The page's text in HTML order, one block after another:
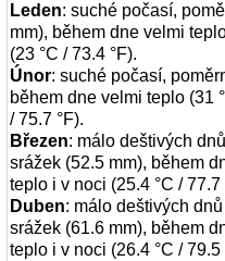
Leden: suché počasí,
mm), během dne velmi
(23 °C / 73.4 °F).
Únor: suché počasí,
během dne velmi teplo (31
/ 75.7 °F).
Březen: málo deštivých
srážek (52.5 mm), během
teplo i v noci (25.4 °C / 77.7
Duben: málo deštivých
srážek (61.6 mm), během
teplo i v noci (26.4 °C / 79.5